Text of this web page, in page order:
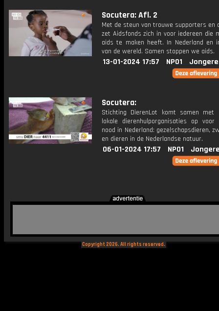
Socutera: Afl. 2
Met de steun van trouwe supporters en
zet Aidsfonds zich in voor iedereen die
aids te maken heeft. In Nederland en
van de wereld. Samen stoppen we aids.
13-01-2024 17:57 NPO1
Socutera:
Stichting DierenLot komt samen met
lokale dierenhulporganisaties op
nood in Nederland: gezelschapsdieren,
en dieren in de Nederlandse natuur.
06-01-2024 17:57 NPO1
Copyright 2026. All rights reserved.